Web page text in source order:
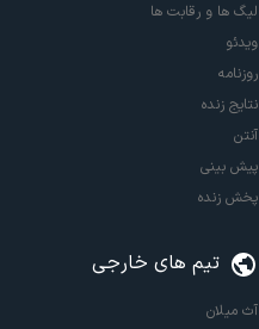
لیگ ها و رقابت ها
ویدئو
روزنامه
نتایج زنده
آنتن
پیش بینی
پخش زنده
تیم های خارجی
آث میلان